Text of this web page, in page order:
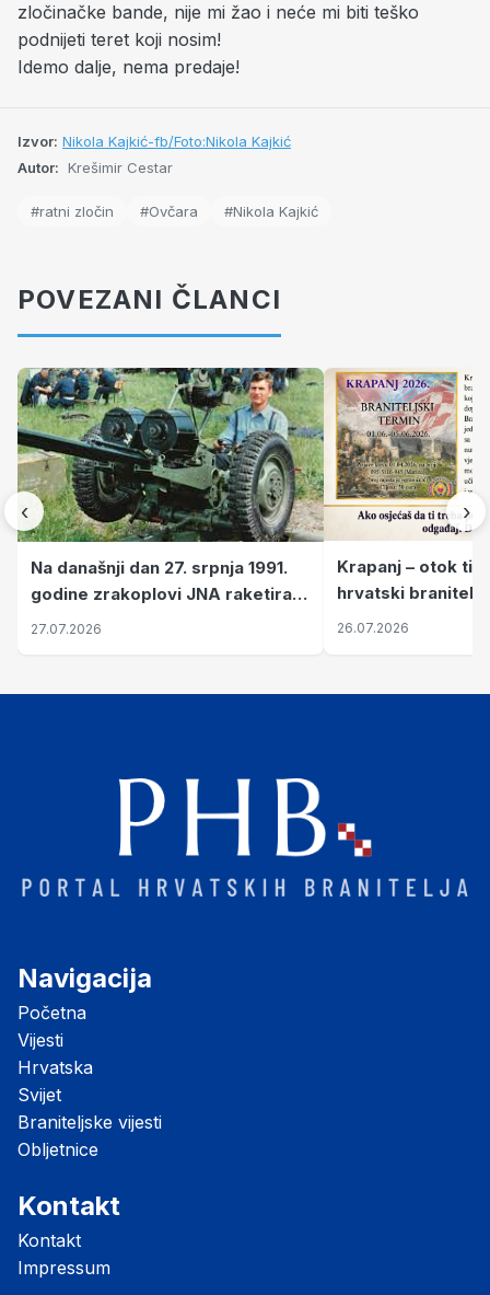
zločinačke bande, nije mi žao i neće mi biti teško
podnijeti teret koji nosim!
Idemo dalje, nema predaje!
Izvor: Nikola Kajkić-fb/Foto:Nikola Kajkić
Autor: Krešimir Cestar
#ratni zločin #Ovčara #Nikola Kajkić
POVEZANI ČLANCI
‹
Na današnji dan 27. srpnja 1991.
godine zrakoplovi JNA raketirali
su vojarnu i obučni centar "Nikola
27.07.2026
Krapanj – otok
hrvatski branitelji
pronalaze mir
26.07.2026
›
Navigacija
Početna
Vijesti
Hrvatska
Svijet
Braniteljske vijesti
Obljetnice
Kontakt
Kontakt
Impressum